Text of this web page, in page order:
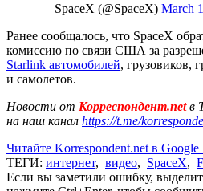
— SpaceX (@SpaceX) March
Ранее сообщалось, что SpaceX
комиссию по связи США за
Starlink автомобилей, грузовиков,
и самолетов.
Новости от Корреспондент.netв
на наш канал https://t.me/
Читайте Korrespondent.net в Google
ТЕГИ: интернет, видео, SpaceX,
Если вы заметили ошибку,